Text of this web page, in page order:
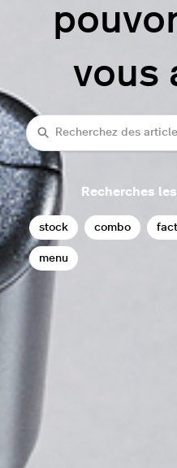
vous
rechercher
Recherches
stock combo
menu